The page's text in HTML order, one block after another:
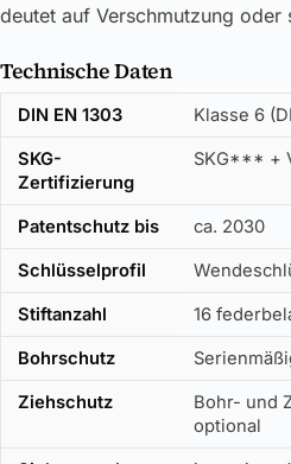
deutet auf Verschmutzung oder
Technische Daten
DIN EN 1303 Klasse 6
SKG-
Zertifizierung
SKG*** +
Patentschutz bis ca. 2030
Schlüsselprofil
Stiftanzahl 16
Bohrschutz
Ziehschutz
Bohr- und
optional